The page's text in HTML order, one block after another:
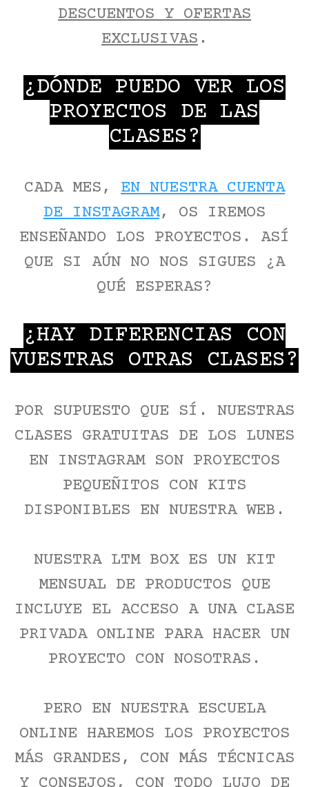
DESCUENTOS Y OFERTAS
EXCLUSIVAS .
¿DÓNDE PUEDO VER LOS
PROYECTOS DE LAS
CLASES?
CADA MES, EN NUESTRA CUENTA
DE INSTAGRAM, OS IREMOS
ENSEÑANDO LOS PROYECTOS. ASÍ
QUE SI AÚN NO NOS SIGUES ¿A
QUÉ ESPERAS?
¿HAY DIFERENCIAS CON
VUESTRAS OTRAS CLASES?
POR SUPUESTO QUE SÍ. NUESTRAS
CLASES GRATUITAS DE LOS LUNES
EN INSTAGRAM SON PROYECTOS
PEQUEÑITOS CON KITS
DISPONIBLES EN NUESTRA WEB.
NUESTRA LTM BOX ES UN KIT
MENSUAL DE PRODUCTOS QUE
INCLUYE EL ACCESO A UNA CLASE
PRIVADA ONLINE PARA HACER UN
PROYECTO CON NOSOTRAS.
PERO EN NUESTRA ESCUELA
ONLINE HAREMOS LOS PROYECTOS
MÁS GRANDES, CON MÁS TÉCNICAS
Y CONSEJOS, CON TODO LUJO DE